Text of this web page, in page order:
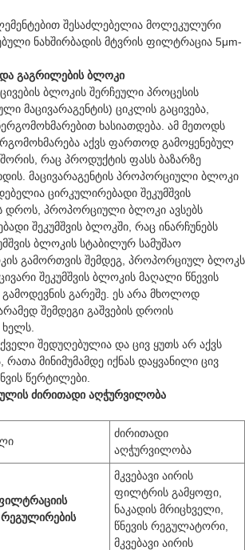
შესაძლებელია მოლეკულური
ნახშირბადის მტვრის ფილტრაცია 5μm-
და გაგრილების ბლოკი
ბლოკის შერჩეული პროცესის
მაცივარაგენტის) ციკლის გაცივება,
ხასიათდება. ამ მეთოდს
აქვს ფართოდ გამოყენებულ
რაც პროდუქტის ფასს ბაზარზე
მაცივარაგენტის პროპორციული ბლოკი
ცირკულირებადი შეკუმშვის
დროს, პროპორციული ბლოკი ავსებს
შეკუმშვის ბლოკში, რაც ინარჩუნებს
ბლოკის სტაბილურ სამუშაო
გამორთვის შემდეგ, პროპორციულ ბლოკს
შეკუმშვის ბლოკის მაღალი წნევის
გამოდევნის გარეშე. ეს არა მხოლოდ
შემდეგი გაშვების დროის
ხელს.
შედუღებულია და ცივ ყუთს არ აქვს
მინიმუმამდე იქნას დაყვანილი ცივ
წერტილები.
ძირითადი აღჭურვილობა
ძირითადი
აღჭურვილობა
მკვებავი აირის
ფილტრის გამყოფი,
ნაკადის მრიცხველი,
წნევის რეგულატორი,
მკვებავი აირის